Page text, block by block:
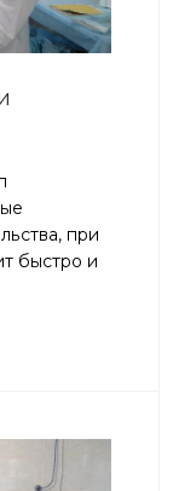
при
быстро и